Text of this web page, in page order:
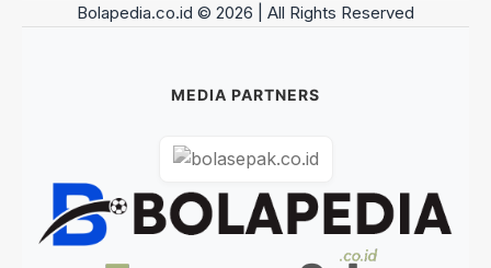
Bolapedia.co.id © 2026 | All Rights Reserved
MEDIA PARTNERS